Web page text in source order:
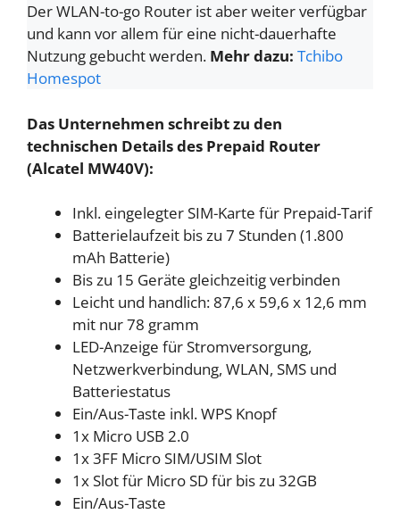
Der WLAN-to-go Router ist aber weiter verfügbar
und kann vor allem für eine nicht-dauerhafte
Nutzung gebucht werden. Mehr dazu: Tchibo
Homespot
Das Unternehmen schreibt zu den
technischen Details des Prepaid Router
(Alcatel MW40V):
Inkl. eingelegter SIM-Karte für Prepaid-Tarif
Batterielaufzeit bis zu 7 Stunden (1.800
mAh Batterie)
Bis zu 15 Geräte gleichzeitig verbinden
Leicht und handlich: 87,6 x 59,6 x 12,6 mm
mit nur 78 gramm
LED-Anzeige für Stromversorgung,
Netzwerkverbindung, WLAN, SMS und
Batteriestatus
Ein/Aus-Taste inkl. WPS Knopf
1x Micro USB 2.0
1x 3FF Micro SIM/USIM Slot
1x Slot für Micro SD für bis zu 32GB
Ein/Aus-Taste